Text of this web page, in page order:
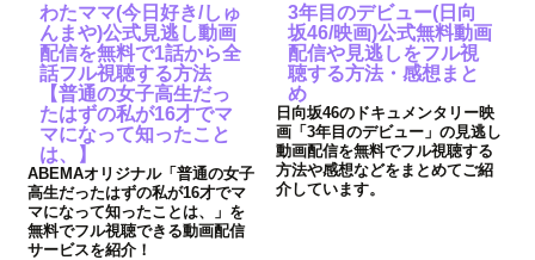
わたママ(今日好き/しゅ
んまや)公式見逃し動画
配信を無料で1話から全
話フル視聴する方法
【普通の女子高生だっ
たはずの私が16才でマ
マになって知ったこと
は、】
ABEMAオリジナル「普通の女子
高生だったはずの私が16才でマ
マになって知ったことは、」を
無料でフル視聴できる動画配信
サービスを紹介！
3年目のデビュー(日向
坂46/映画)公式無料動画
配信や見逃しをフル視
聴する方法・感想まと
め
日向坂46のドキュメンタリー映
画「3年目のデビュー」の見逃し
動画配信を無料でフル視聴する
方法や感想などをまとめてご紹
介しています。